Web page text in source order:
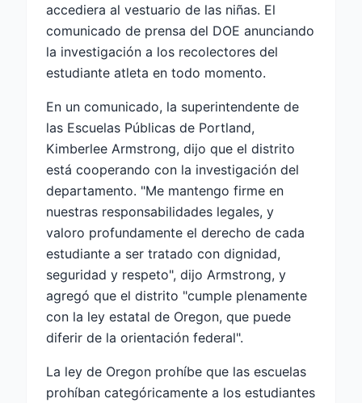
accediera al vestuario de las niñas. El
comunicado de prensa del DOE anunciando
la investigación a los recolectores del
estudiante atleta en todo momento.
En un comunicado, la superintendente de
las Escuelas Públicas de Portland,
Kimberlee Armstrong, dijo que el distrito
está cooperando con la investigación del
departamento. "Me mantengo firme en
nuestras responsabilidades legales, y
valoro profundamente el derecho de cada
estudiante a ser tratado con dignidad,
seguridad y respeto", dijo Armstrong, y
agregó que el distrito "cumple plenamente
con la ley estatal de Oregon, que puede
diferir de la orientación federal".
La ley de Oregon prohíbe que las escuelas
prohíban categóricamente a los estudiantes